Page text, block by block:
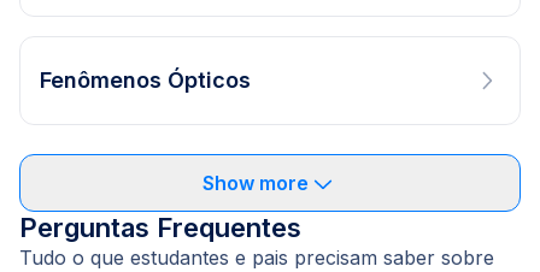
Fenômenos Ópticos
Show more
Perguntas Frequentes
Tudo o que estudantes e pais precisam saber sobre